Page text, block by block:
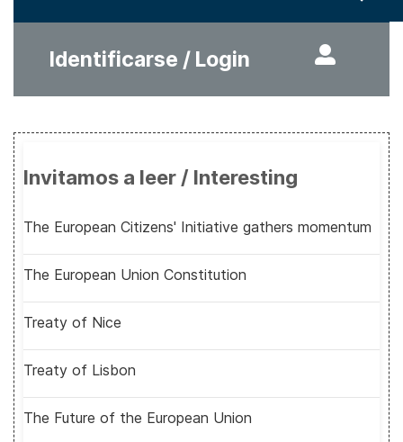
Identificarse / Login
Invitamos a leer / Interesting
The European Citizens' Initiative gathers momentum
The European Union Constitution
Treaty of Nice
Treaty of Lisbon
The Future of the European Union